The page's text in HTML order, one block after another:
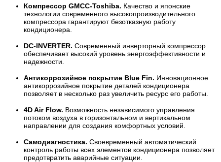
Компрессор GMCC-Toshiba. Качество и японские
технологии современного высокопроизводительного
компрессора гарантируют безотказную работу
кондиционера.
DC-INVERTER. Современный инверторный компрессор
обеспечивает высокий уровень энергоэффективности и
надежности.
Антикоррозийное покрытие Blue Fin. Инновационное
антикоррозийное покрытие деталей кондиционера
позволяет в несколько раз увеличить ресурс его работы.
4D Air Flow. Возможность независимого управления
потоком воздуха в горизонтальном и вертикальном
направлении для создания комфортных условий.
Самодиагностика. Своевременный автоматический
контроль работы всех элементов кондиционера позволяет
предотвратить аварийные ситуации.